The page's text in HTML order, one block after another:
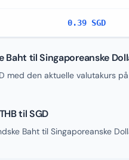
0.39 SGD
Baht til Singaporeanske
med den aktuelle valutakurs på
til SGD
Baht til Singaporeanske